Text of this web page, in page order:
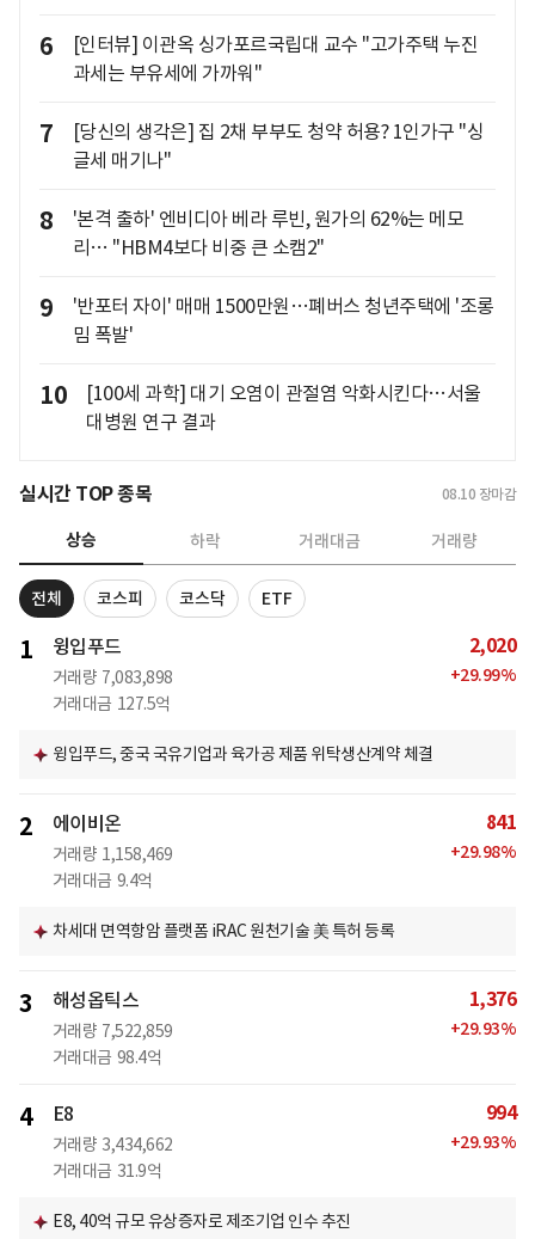
6
[인터뷰] 이관옥 싱가포르국립대 교수 "고가주택 누진
과세는 부유세에 가까워"
7
[당신의 생각은] 집 2채 부부도 청약 허용? 1인가구 "싱
글세 매기나"
8
'본격 출하' 엔비디아 베라 루빈, 원가의 62%는 메모
리… "HBM4보다 비중 큰 소캠2"
9
'반포터 자이' 매매 1500만원…폐버스 청년주택에 '조롱
밈 폭발'
10
[100세 과학] 대기 오염이 관절염 악화시킨다…서울
대병원 연구 결과
실시간 TOP 종목 08.10 장마감
상승 하락 거래대금 거래량
전체 코스피 코스닥 ETF
1 윙입푸드
거래량 7,083,898
거래대금 127.5억
2,020
+29.99%
윙입푸드, 중국 국유기업과 육가공 제품 위탁생산계약 체결
2 에이비온
거래량 1,158,469
거래대금 9.4억
841
+29.98%
차세대 면역항암 플랫폼 iRAC 원천기술 美 특허 등록
3 해성옵틱스
거래량 7,522,859
거래대금 98.4억
1,376
+29.93%
4 E8
거래량 3,434,662
거래대금 31.9억
994
+29.93%
E8, 40억 규모 유상증자로 제조기업 인수 추진